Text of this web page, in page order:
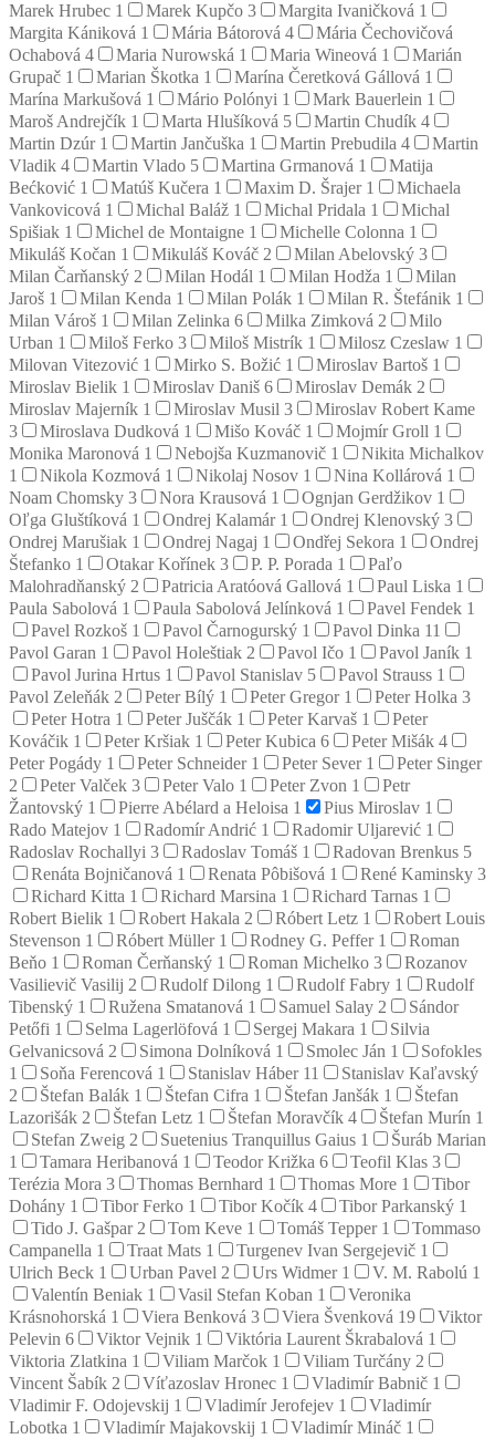
Marek Hrubec 1 Marek Kupčo 3 Margita Ivaničková 1
Margita Kániková 1 Mária Bátorová 4
Mária Čechovičová
Ochabová 4 Maria Nurowská 1 Maria Wineová 1
Marián
Grupač 1 Marian Škotka 1 Marína Čeretková Gállová 1
Marína Markušová 1 Mário Polónyi 1 Mark Bauerlein 1
Maroš Andrejčík 1 Marta Hlušíková 5 Martin Chudík 4
Martin Dzúr 1 Martin Jančuška 1 Martin Prebudila 4
Martin
Vladik 4 Martin Vlado 5 Martina Grmanová 1
Matija
Bećković 1 Matúš Kučera 1 Maxim D. Šrajer 1
Michaela
Vankovicová 1 Michal Baláž 1 Michal Pridala 1
Michal
Spišiak 1 Michel de Montaigne 1 Michelle Colonna 1
Mikuláš Kočan 1 Mikuláš Kováč 2 Milan Abelovský 3
Milan Čarňanský 2 Milan Hodál 1 Milan Hodža 1
Milan
Jaroš 1 Milan Kenda 1 Milan Polák 1 Milan R. Štefánik 1
Milan Vároš 1 Milan Zelinka 6 Milka Zimková 2
Milo
Urban 1 Miloš Ferko 3 Miloš Mistrík 1 Milosz Czeslaw 1
Milovan Vitezović 1 Mirko S. Božić 1 Miroslav Bartoš 1
Miroslav Bielik 1 Miroslav Daniš 6 Miroslav Demák 2
Miroslav Majerník 1 Miroslav Musil 3
Miroslav Robert Kame
3
Miroslava Dudková 1 Mišo Kováč 1 Mojmír Groll 1
Monika Maronová 1 Nebojša Kuzmanovič 1
Nikita Michalkov
1
Nikola Kozmová 1 Nikolaj Nosov 1 Nina Kollárová 1
Noam Chomsky 3 Nora Krausová 1 Ognjan Gerdžikov 1
Oľga Gluštíková 1 Ondrej Kalamár 1 Ondrej Klenovský 3
Ondrej Marušiak 1 Ondrej Nagaj 1 Ondřej Sekora 1
Ondrej
Štefanko 1 Otakar Kořínek 3 P. P. Porada 1
Paľo
Malohradňanský 2 Patricia Aratóová Gallová 1 Paul Liska 1
Paula Sabolová 1 Paula Sabolová Jelínková 1 Pavel Fendek 1
Pavel Rozkoš 1 Pavol Čarnogurský 1 Pavol Dinka 11
Pavol Garan 1 Pavol Holeštiak 2 Pavol Ičo 1 Pavol Janík 1
Pavol Jurina Hrtus 1 Pavol Stanislav 5 Pavol Strauss 1
Pavol Zeleňák 2 Peter Bílý 1 Peter Gregor 1 Peter Holka 3
Peter Hotra 1 Peter Juščák 1 Peter Karvaš 1
Peter
Kováčik 1 Peter Kršiak 1 Peter Kubica 6 Peter Mišák 4
Peter Pogády 1 Peter Schneider 1 Peter Sever 1
Peter Singer
2
Peter Valček 3 Peter Valo 1 Peter Zvon 1
Petr
Žantovský 1 Pierre Abélard a Heloisa 1 Pius Miroslav 1
Rado Matejov 1 Radomír Andrić 1 Radomir Uljarević 1
Radoslav Rochallyi 3 Radoslav Tomáš 1 Radovan Brenkus 5
Renáta Bojničanová 1 Renata Pôbišová 1 René Kaminsky 3
Richard Kitta 1 Richard Marsina 1 Richard Tarnas 1
Robert Bielik 1 Robert Hakala 2 Róbert Letz 1
Robert Louis
Stevenson 1 Róbert Müller 1 Rodney G. Peffer 1
Roman
Beňo 1 Roman Čerňanský 1 Roman Michelko 3
Rozanov
Vasilievič Vasilij 2 Rudolf Dilong 1 Rudolf Fabry 1
Rudolf
Tibenský 1 Ružena Smatanová 1 Samuel Salay 2
Sándor
Petőfi 1 Selma Lagerlöfová 1 Sergej Makara 1
Silvia
Gelvanicsová 2 Simona Dolníková 1 Smolec Ján 1
Sofokles
1
Soňa Ferencová 1 Stanislav Háber 11
Stanislav Kaľavský
2
Štefan Balák 1 Štefan Cifra 1 Štefan Janšák 1
Štefan
Lazorišák 2 Štefan Letz 1 Štefan Moravčík 4 Štefan Murín 1
Stefan Zweig 2 Suetenius Tranquillus Gaius 1
Šuráb Marian
1
Tamara Heribanová 1 Teodor Križka 6 Teofil Klas 3
Terézia Mora 3 Thomas Bernhard 1 Thomas More 1
Tibor
Dohány 1 Tibor Ferko 1 Tibor Kočík 4 Tibor Parkanský 1
Tido J. Gašpar 2 Tom Keve 1 Tomáš Tepper 1
Tommaso
Campanella 1 Traat Mats 1 Turgenev Ivan Sergejevič 1
Ulrich Beck 1 Urban Pavel 2 Urs Widmer 1 V. M. Rabolú 1
Valentín Beniak 1 Vasil Stefan Koban 1
Veronika
Krásnohorská 1 Viera Benková 3 Viera Švenková 19
Viktor
Pelevin 6 Viktor Vejnik 1 Viktória Laurent Škrabalová 1
Viktoria Zlatkina 1 Viliam Marčok 1 Viliam Turčány 2
Vincent Šabík 2 Víťazoslav Hronec 1 Vladimír Babnič 1
Vladimir F. Odojevskij 1 Vladimír Jerofejev 1
Vladimír
Lobotka 1 Vladimír Majakovskij 1 Vladimír Mináč 1